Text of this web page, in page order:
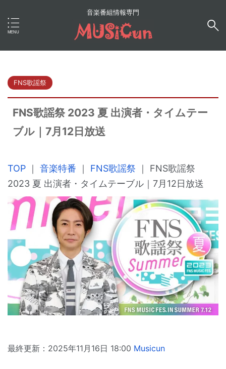
音楽番組情報専門
FNS歌謡祭
FNS歌謡祭 2023 夏 出演者・タイムテー
ブル｜7月12日放送
TOP ｜ 音楽特番 ｜ FNS歌謡祭 ｜ FNS歌謡祭
2023 夏 出演者・タイムテーブル｜7月12日放送
最終更新：2025年11月16日 18:00 Musicun